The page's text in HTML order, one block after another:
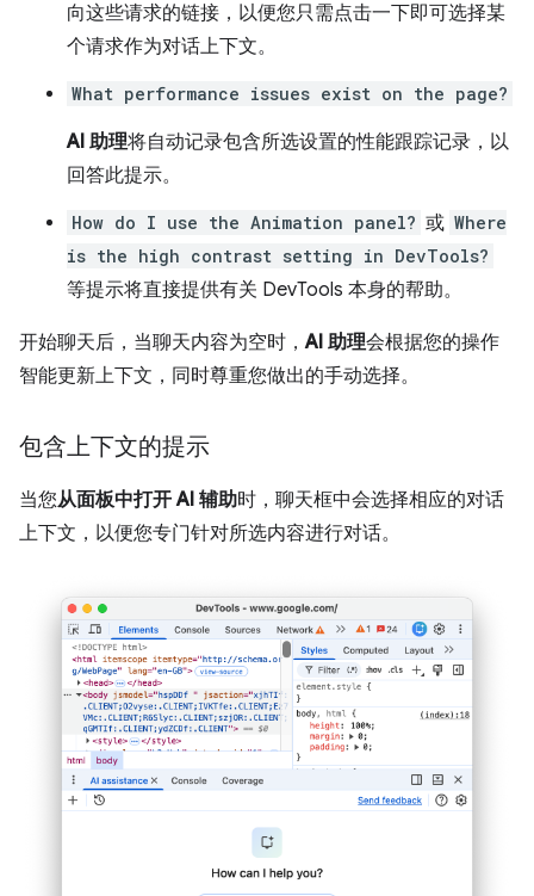
向这些请求的链接，以便您只需点击一下即可选择某
个请求作为对话上下文。
What performance issues exist on the page?
AI 助理将自动记录包含所选设置的性能跟踪记录，以
回答此提示。
How do I use the Animation panel? 或 Where
is the high contrast setting in DevTools?
等提示将直接提供有关 DevTools 本身的帮助。
开始聊天后，当聊天内容为空时，AI 助理会根据您的操作
智能更新上下文，同时尊重您做出的手动选择。
包含上下文的提示
当您从面板中打开 AI 辅助时，聊天框中会选择相应的对话
上下文，以便您专门针对所选内容进行对话。